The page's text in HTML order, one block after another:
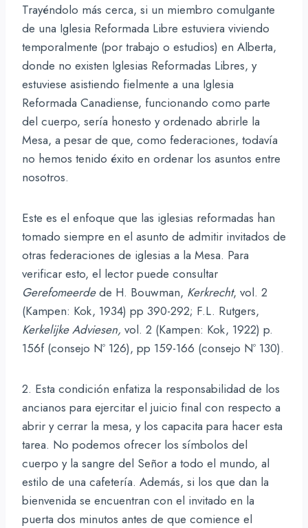
Trayéndolo más cerca, si un miembro comulgante
de una Iglesia Reformada Libre estuviera viviendo
temporalmente (por trabajo o estudios) en Alberta,
donde no existen Iglesias Reformadas Libres, y
estuviese asistiendo fielmente a una Iglesia
Reformada Canadiense, funcionando como parte
del cuerpo, sería honesto y ordenado abrirle la
Mesa, a pesar de que, como federaciones, todavía
no hemos tenido éxito en ordenar los asuntos entre
nosotros.
Este es el enfoque que las iglesias reformadas han
tomado siempre en el asunto de admitir invitados de
otras federaciones de iglesias a la Mesa. Para
verificar esto, el lector puede consultar
Gerefomeerdede H. Bouwman, Kerkrecht, vol. 2
(Kampen: Kok, 1934) pp 390-292; F.L. Rutgers,
Kerkelijke Adviesen, vol. 2 (Kampen: Kok, 1922) p.
156f (consejo Nº 126), pp 159-166 (consejo Nº 130).
2. Esta condición enfatiza la responsabilidad de los
ancianos para ejercitar el juicio final con respecto a
abrir y cerrar la mesa, y los capacita para hacer esta
tarea. No podemos ofrecer los símbolos del
cuerpo y la sangre del Señor a todo el mundo, al
estilo de una cafetería. Además, si los que dan la
bienvenida se encuentran con el invitado en la
puerta dos minutos antes de que comience el